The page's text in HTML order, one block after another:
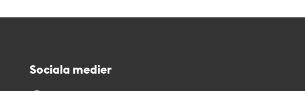
Sociala medier